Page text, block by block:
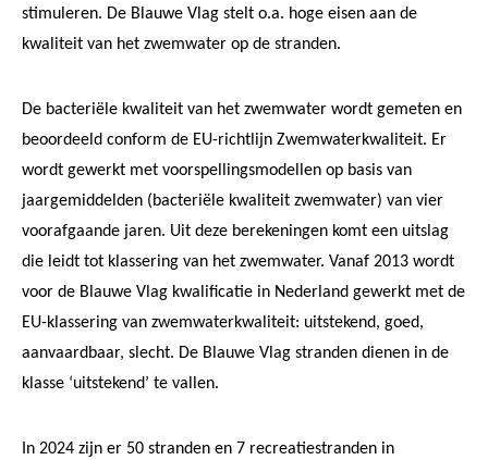
stimuleren. De Blauwe Vlag stelt o.a. hoge eisen aan de
kwaliteit van het zwemwater op de stranden.
De bacteriële kwaliteit van het zwemwater wordt gemeten en
beoordeeld conform de EU-richtlijn Zwemwaterkwaliteit. Er
wordt gewerkt met voorspellingsmodellen op basis van
jaargemiddelden (bacteriële kwaliteit zwemwater) van vier
voorafgaande jaren. Uit deze berekeningen komt een uitslag
die leidt tot klassering van het zwemwater. Vanaf 2013 wordt
voor de Blauwe Vlag kwalificatie in Nederland gewerkt met de
EU-klassering van zwemwaterkwaliteit: uitstekend, goed,
aanvaardbaar, slecht. De Blauwe Vlag stranden dienen in de
klasse ‘uitstekend’ te vallen.
In 2024 zijn er 50 stranden en 7 recreatiestranden in